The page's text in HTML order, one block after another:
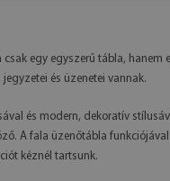
csak egy egyszerű tábla, hanem
és üzenetei vannak.
és modern, dekoratív
A fala üzenőtábla
kéznél tartsunk.